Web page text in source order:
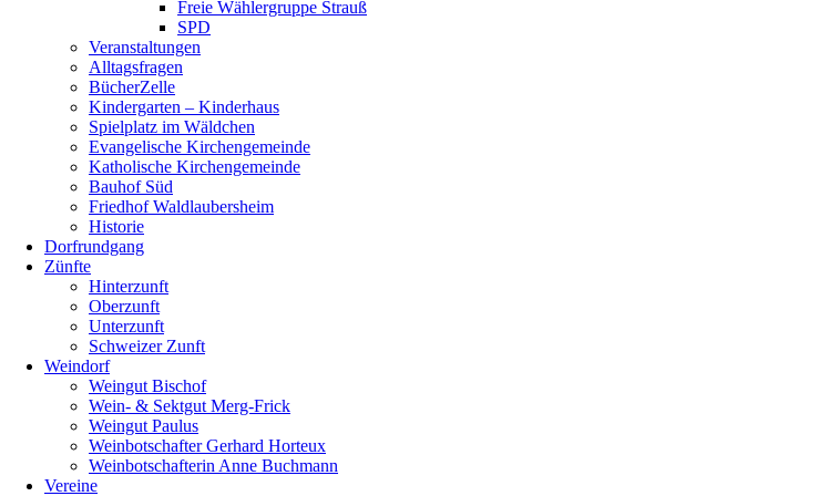
Freie Wählergruppe Strauß
SPD
Veranstaltungen
Alltagsfragen
BücherZelle
Kindergarten – Kinderhaus
Spielplatz im Wäldchen
Evangelische Kirchengemeinde
Katholische Kirchengemeinde
Bauhof Süd
Friedhof Waldlaubersheim
Historie
Dorfrundgang
Zünfte
Hinterzunft
Oberzunft
Unterzunft
Schweizer Zunft
Weindorf
Weingut Bischof
Wein- & Sektgut Merg-Frick
Weingut Paulus
Weinbotschafter Gerhard Horteux
Weinbotschafterin Anne Buchmann
Vereine